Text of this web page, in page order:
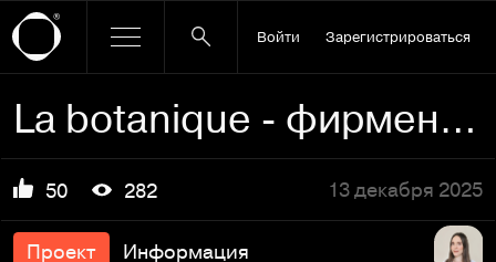
Войти Зарегистрироваться
La botanique - фирменный стиль
50 282 13 декабря 2025
Проект Информация